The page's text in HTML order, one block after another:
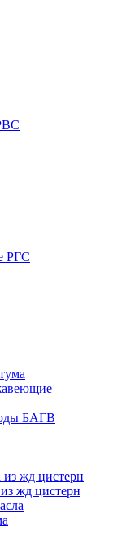
РГС
БАГВ
из жд цистерн
жд цистерн